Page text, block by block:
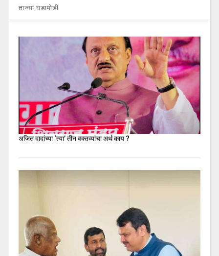
ताज्या घडामोडी
अजित दादांच्या ‘त्या’ तीन वक्तव्यांचा अर्थ काय ?